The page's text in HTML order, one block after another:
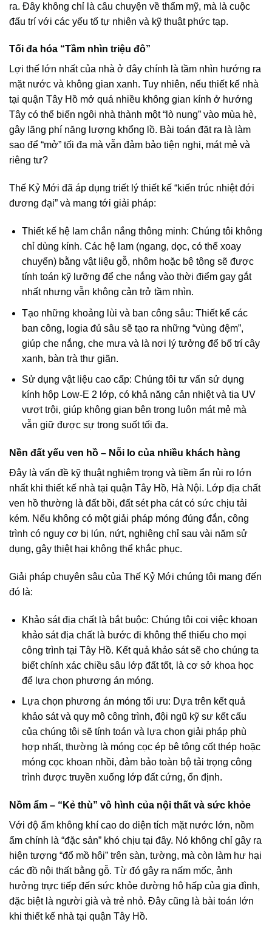
ra. Đây không chỉ là câu chuyện về thẩm mỹ, mà là cuộc
đấu trí với các yếu tố tự nhiên và kỹ thuật phức tạp.
Tối đa hóa “Tầm nhìn triệu đô”
Lợi thế lớn nhất của nhà ở đây chính là tầm nhìn hướng ra
mặt nước và không gian xanh. Tuy nhiên, nếu thiết kế nhà
tại quận Tây Hồ mở quá nhiều không gian kính ở hướng
Tây có thể biến ngôi nhà thành một “lò nung” vào mùa hè,
gây lãng phí năng lượng khổng lồ. Bài toán đặt ra là làm
sao để “mở” tối đa mà vẫn đảm bảo tiện nghi, mát mẻ và
riêng tư?
Thế Kỷ Mới đã áp dụng triết lý thiết kế “kiến trúc nhiệt đới
đương đại” và mang tới giải pháp:
Thiết kế hệ lam chắn nắng thông minh: Chúng tôi không
chỉ dùng kính. Các hệ lam (ngang, dọc, có thể xoay
chuyển) bằng vật liệu gỗ, nhôm hoặc bê tông sẽ được
tính toán kỹ lưỡng để che nắng vào thời điểm gay gắt
nhất nhưng vẫn không cản trở tầm nhìn.
Tạo những khoảng lùi và ban công sâu: Thiết kế các
ban công, logia đủ sâu sẽ tạo ra những “vùng đệm”,
giúp che nắng, che mưa và là nơi lý tưởng để bố trí cây
xanh, bàn trà thư giãn.
Sử dụng vật liệu cao cấp: Chúng tôi tư vấn sử dụng
kính hộp Low-E 2 lớp, có khả năng cản nhiệt và tia UV
vượt trội, giúp không gian bên trong luôn mát mẻ mà
vẫn giữ được sự trong suốt tối đa.
Nền đất yếu ven hồ – Nỗi lo của nhiều khách hàng
Đây là vấn đề kỹ thuật nghiêm trọng và tiềm ẩn rủi ro lớn
nhất khi thiết kế nhà tại quận Tây Hồ, Hà Nội. Lớp địa chất
ven hồ thường là đất bồi, đất sét pha cát có sức chịu tải
kém. Nếu không có một giải pháp móng đúng đắn, công
trình có nguy cơ bị lún, nứt, nghiêng chỉ sau vài năm sử
dụng, gây thiệt hại không thể khắc phục.
Giải pháp chuyên sâu của Thế Kỷ Mới chúng tôi mang đến
đó là:
Khảo sát địa chất là bắt buộc: Chúng tôi coi việc khoan
khảo sát địa chất là bước đi không thể thiếu cho mọi
công trình tại Tây Hồ. Kết quả khảo sát sẽ cho chúng ta
biết chính xác chiều sâu lớp đất tốt, là cơ sở khoa học
để lựa chọn phương án móng.
Lựa chọn phương án móng tối ưu: Dựa trên kết quả
khảo sát và quy mô công trình, đội ngũ kỹ sư kết cấu
của chúng tôi sẽ tính toán và lựa chọn giải pháp phù
hợp nhất, thường là móng cọc ép bê tông cốt thép hoặc
móng cọc khoan nhồi, đảm bảo toàn bộ tải trọng công
trình được truyền xuống lớp đất cứng, ổn định.
Nồm ẩm – “Kẻ thù” vô hình của nội thất và sức khỏe
Với độ ẩm không khí cao do diện tích mặt nước lớn, nồm
ẩm chính là “đặc sản” khó chịu tại đây. Nó không chỉ gây ra
hiện tượng “đổ mồ hôi” trên sàn, tường, mà còn làm hư hại
các đồ nội thất bằng gỗ. Từ đó gây ra nấm mốc, ảnh
hưởng trực tiếp đến sức khỏe đường hô hấp của gia đình,
đặc biệt là người già và trẻ nhỏ. Đây cũng là bài toán lớn
khi thiết kế nhà tại quận Tây Hồ.